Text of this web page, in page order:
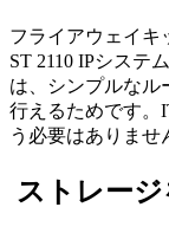
フライアウェイキ
ST 2110 IPシステ
は、シンプルなル
行えるためです。
う必要はありませ
ストレー